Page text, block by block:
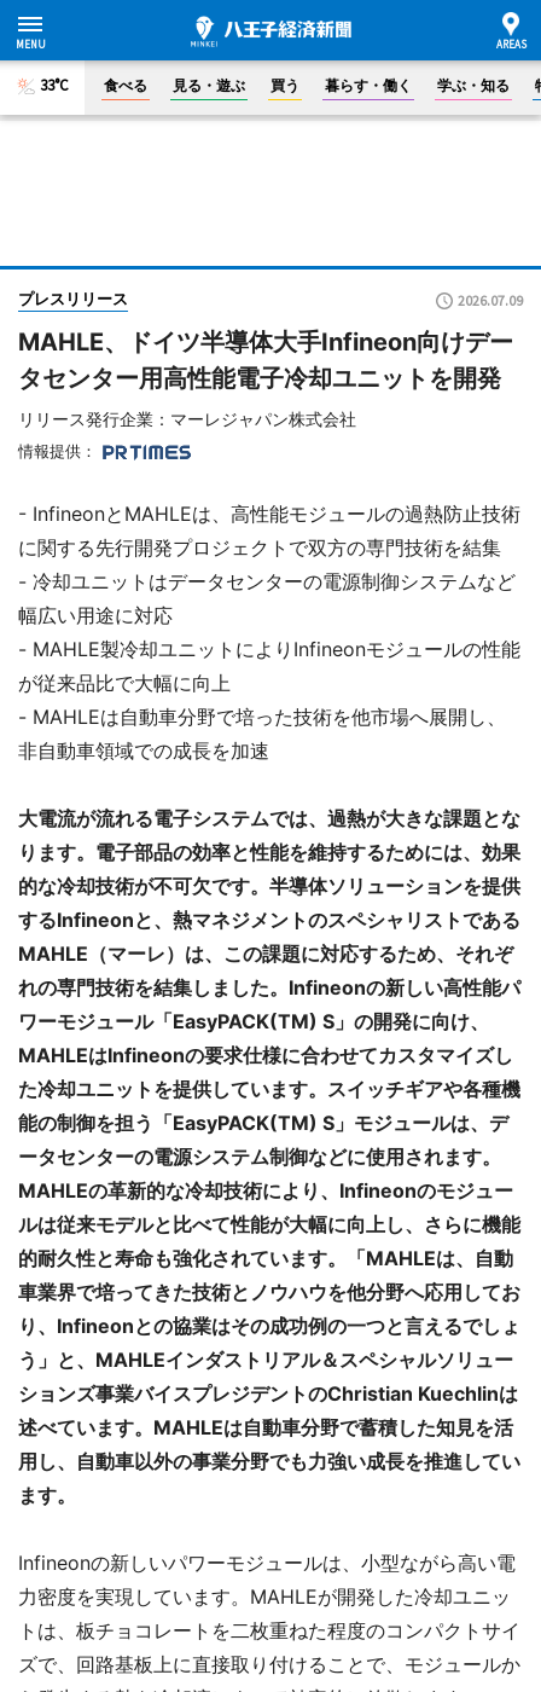
33°C 食べる 見る・遊ぶ 買う 暮らす・働く 学ぶ・知る
プレスリリース 2026.07.09
MAHLE、ドイツ半導体大手Infineon向けデー
タセンター用高性能電子冷却ユニットを開発
リリース発行企業：マーレジャパン株式会社
情報提供：
- InfineonとMAHLEは、高性能モジュールの過熱防止技術
に関する先行開発プロジェクトで双方の専門技術を結集
- 冷却ユニットはデータセンターの電源制御システムなど
幅広い用途に対応
- MAHLE製冷却ユニットによりInfineonモジュールの性能
が従来品比で大幅に向上
- MAHLEは自動車分野で培った技術を他市場へ展開し、
非自動車領域での成長を加速
大電流が流れる電子システムでは、過熱が大きな課題とな
ります。電子部品の効率と性能を維持するためには、効果
的な冷却技術が不可欠です。半導体ソリューションを提供
するInfineonと、熱マネジメントのスペシャリストである
MAHLE（マーレ）は、この課題に対応するため、それぞ
れの専門技術を結集しました。Infineonの新しい高性能パ
ワーモジュール「EasyPACK(TM) S」の開発に向け、
MAHLEはInfineonの要求仕様に合わせてカスタマイズし
た冷却ユニットを提供しています。スイッチギアや各種機
能の制御を担う「EasyPACK(TM) S」モジュールは、デ
ータセンターの電源システム制御などに使用されます。
MAHLEの革新的な冷却技術により、Infineonのモジュー
ルは従来モデルと比べて性能が大幅に向上し、さらに機能
的耐久性と寿命も強化されています。「MAHLEは、自動
車業界で培ってきた技術とノウハウを他分野へ応用してお
り、Infineonとの協業はその成功例の一つと言えるでしょ
う」と、MAHLEインダストリアル＆スペシャルソリュー
ションズ事業バイスプレジデントのChristian Kuechlinは
述べています。MAHLEは自動車分野で蓄積した知見を活
用し、自動車以外の事業分野でも力強い成長を推進してい
ます。
Infineonの新しいパワーモジュールは、小型ながら高い電
力密度を実現しています。MAHLEが開発した冷却ユニッ
トは、板チョコレートを二枚重ねた程度のコンパクトサイ
ズで、回路基板上に直接取り付けることで、モジュールか